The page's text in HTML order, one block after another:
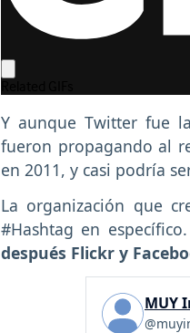
Y aunque Twitter fue
fueron propagando al
en 2011, y casi podría
La organización que
#Hashtag en específico.
después Flickr y
MUY